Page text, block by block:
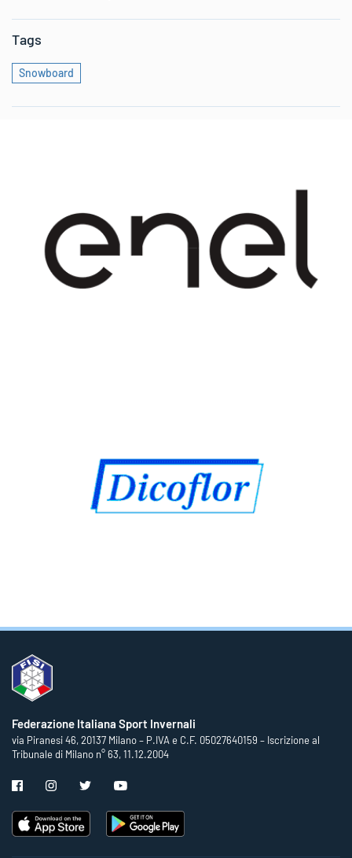
Tags
Snowboard
Federazione Italiana Sport Invernali
via Piranesi 46, 20137 Milano – P.IVA e C.F. 05027640159 – Iscrizione al
Tribunale di Milano n° 63, 11.12.2004